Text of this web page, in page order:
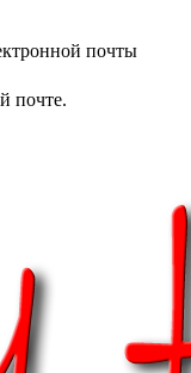
почты
почте.